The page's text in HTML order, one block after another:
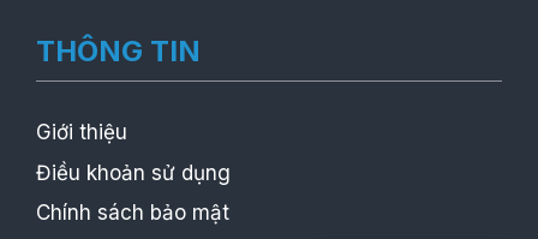
THÔNG TIN
Giới thiệu
Điều khoản sử dụng
Chính sách bảo mật